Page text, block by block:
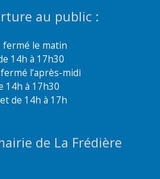
au public :
fermé le matin
14h à 17h30
l’après-midi
14h à 17h30
de 14h à 17h
de La Frédière